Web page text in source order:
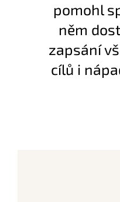
pomohl
něm
zapsání
cílů i